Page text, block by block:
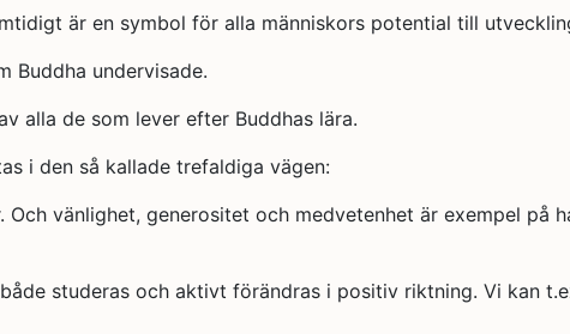
är en symbol för alla människors potential till
Buddha undervisade.
alla de som lever efter Buddhas lära.
i den så kallade trefaldiga vägen:
Och vänlighet, generositet och medvetenhet är exempel på
studeras och aktivt förändras i positiv riktning. Vi kan